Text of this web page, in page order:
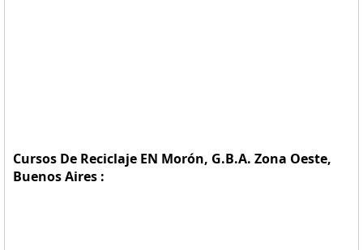
Cursos De Reciclaje EN Morón, G.B.A. Zona Oeste,
Buenos Aires :